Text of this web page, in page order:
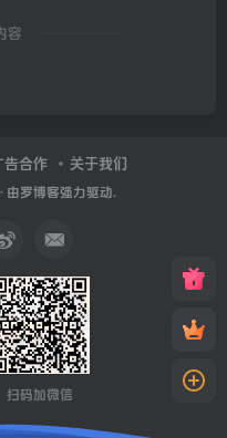
容
告合作 关于我们
· 由罗博客强力驱动.
扫码加微信